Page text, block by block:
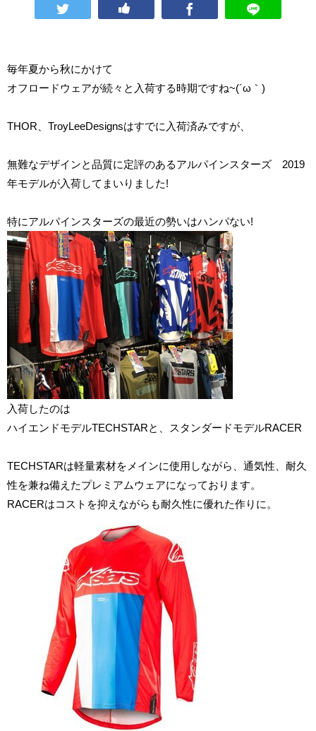
毎年夏から秋にかけて
オフロードウェアが続々と入荷する時期ですね~(´ω｀)
THOR、TroyLeeDesignsはすでに入荷済みですが、
無難なデザインと品質に定評のあるアルパインスターズ 2019
年モデルが入荷してまいりました!
特にアルパインスターズの最近の勢いはハンパない!
入荷したのは
ハイエンドモデルTECHSTARと、スタンダードモデルRACER
TECHSTARは軽量素材をメインに使用しながら、通気性、耐久
性を兼ね備えたプレミアムウェアになっております。
RACERはコストを抑えながらも耐久性に優れた作りに。